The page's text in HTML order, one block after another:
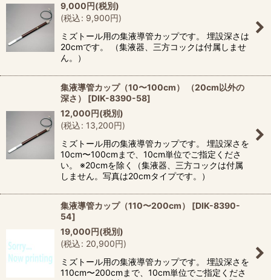
9,000円(税別)
(税込: 9,900円)
ミズトール用の集液導管カップです。 埋設深さは
20cmです。 （集液器、三方コックは付属しませ
ん。）
集液導管カップ（10〜100cm） （20cm以外の
深さ）
[DIK-8390-58]
12,000円(税別)
(税込: 13,200円)
ミズトール用の集液導管カップです。 埋設深さを
10cm〜100cmまで、10cm単位でご指定くださ
い。 ※20cmを除く（集液器、三方コックは付属
しません。写真は20cmタイプです。）
集液導管カップ（110〜200cm） [DIK-8390-
54]
19,000円(税別)
(税込: 20,900円)
ミズトール用の集液導管カップです。 埋設深さを
110cm〜200cmまで、10cm単位でご指定くださ